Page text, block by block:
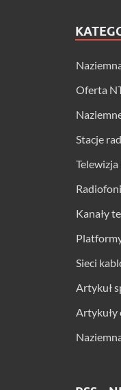
Oferta
Stacje
Kanały
Sieci
Artykuł
Artykuły